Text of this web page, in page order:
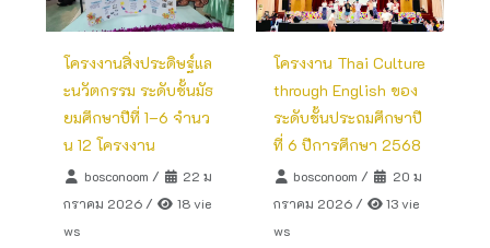
โครงงานสิ่งประดิษฐ์แล
ะนวัตกรรม ระดับชั้นมัธ
ยมศึกษาปีที่ 1–6 จำนว
น 12 โครงงาน
bosconoom /
22 ม
กราคม 2026/
18 vie
ws
โครงงาน Thai Culture
through English ของ
ระดับชั้นประถมศึกษาปี
ที่ 6 ปีการศึกษา 2568
bosconoom /
20 ม
กราคม 2026/
13 vie
ws